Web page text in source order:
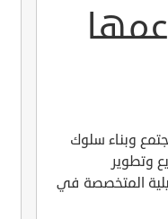
وبناء سلوك
وتطوير
المتخصصة في